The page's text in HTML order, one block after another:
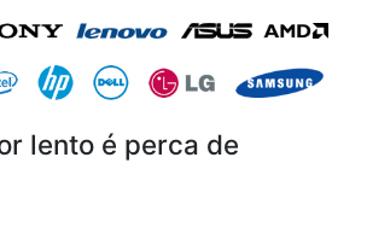
lento é perca de